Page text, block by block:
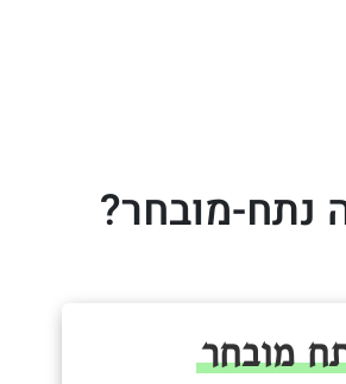
נתח-מובחר?
מובחר